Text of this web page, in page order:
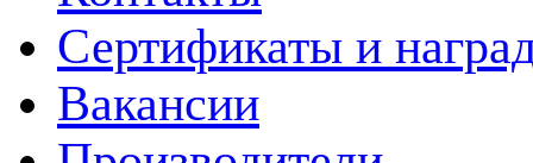
Сертификаты и
Вакансии